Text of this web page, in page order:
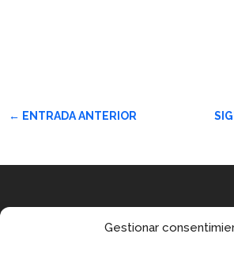
Gestionar
← ENTRADA ANTERIOR